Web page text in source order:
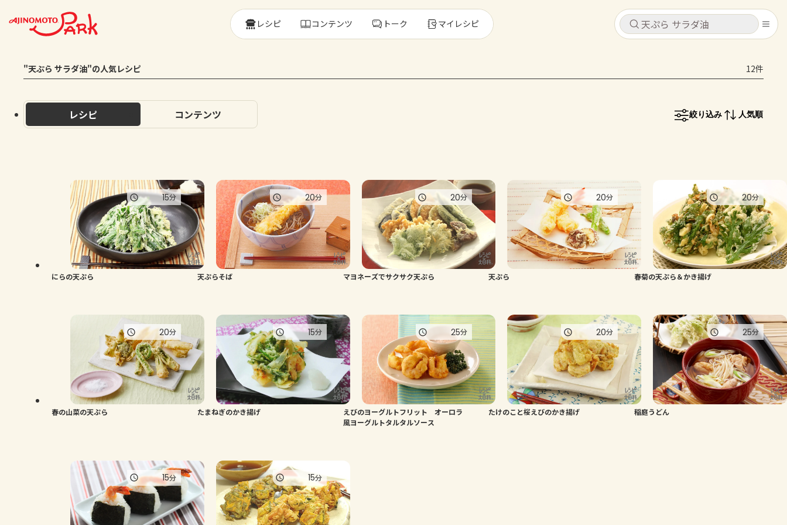
キャンセル
ログインするとレシピを保存できます
コンテンツ
レシピ
トーク
よくあるお問い合わせ
お買い物
AJINOMOTO PARK とは
キャンセル
レシピ コンテンツ
レシピ コンテンツ トーク マイレシピ
"天ぷら サラダ油"の人気レシピ 12件
レシピ コンテンツ 絞り込み 人気順
にらの天ぷら
15分
天ぷらそば
20分
マヨネーズでサクサク天ぷら
20分
天ぷら
20分
春菊の天ぷら＆かき揚げ
20分
春の山菜の天ぷら
20分
たまねぎのかき揚げ
15分
えびのヨーグルトフリット オーロラ
風ヨーグルトタルタルソース
25分
たけのこと桜えびのかき揚げ
20分
稲庭うどん
25分
15分 15分